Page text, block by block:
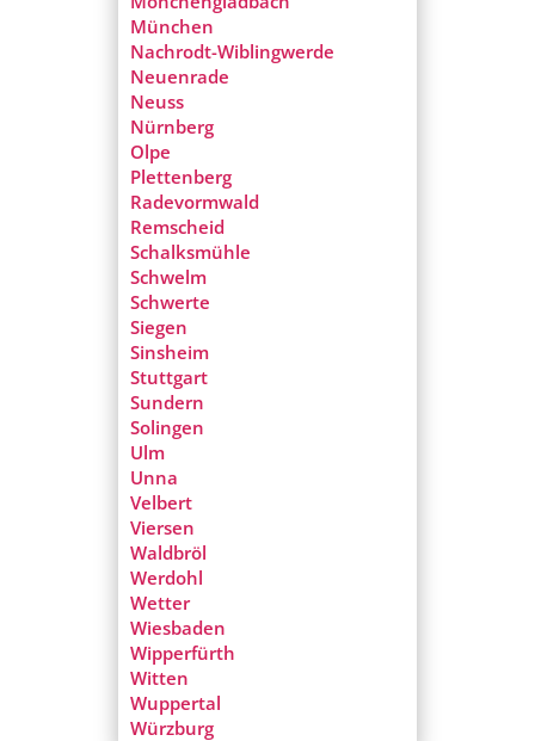
München
Nachrodt-Wiblingwerde
Neuenrade
Neuss
Nürnberg
Olpe
Plettenberg
Radevormwald
Remscheid
Schalksmühle
Schwelm
Schwerte
Siegen
Sinsheim
Stuttgart
Sundern
Solingen
Ulm
Unna
Velbert
Viersen
Waldbröl
Werdohl
Wetter
Wiesbaden
Wipperfürth
Witten
Wuppertal
Würzburg